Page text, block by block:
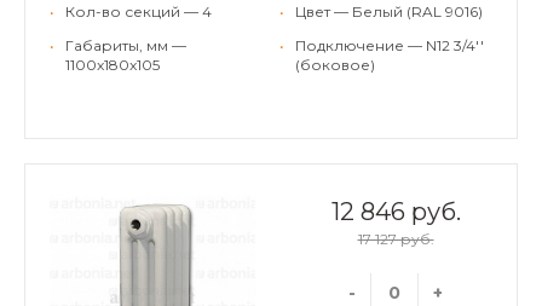
•
Кол-во секций — 4
•
Габариты, мм —
1100x180x105
•
Цвет — Белый (RAL 9016)
•
Подключение — N12 3/4''
(боковое)
12 846 руб.
17 127 руб.
- +